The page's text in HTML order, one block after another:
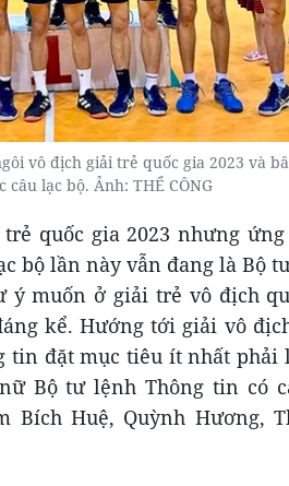
vô địch giải trẻ quốc gia 2023 và
lạc bộ. Ảnh: THỂ CÔNG
quốc gia 2023 nhưng
bộ lần này vẫn đang là Bộ
muốn ở giải trẻ vô địch
kể. Hướng tới giải vô
tin đặt mục tiêu ít nhất phải
Bộ tư lệnh Thông tin có
Huệ, Quỳnh Hương,